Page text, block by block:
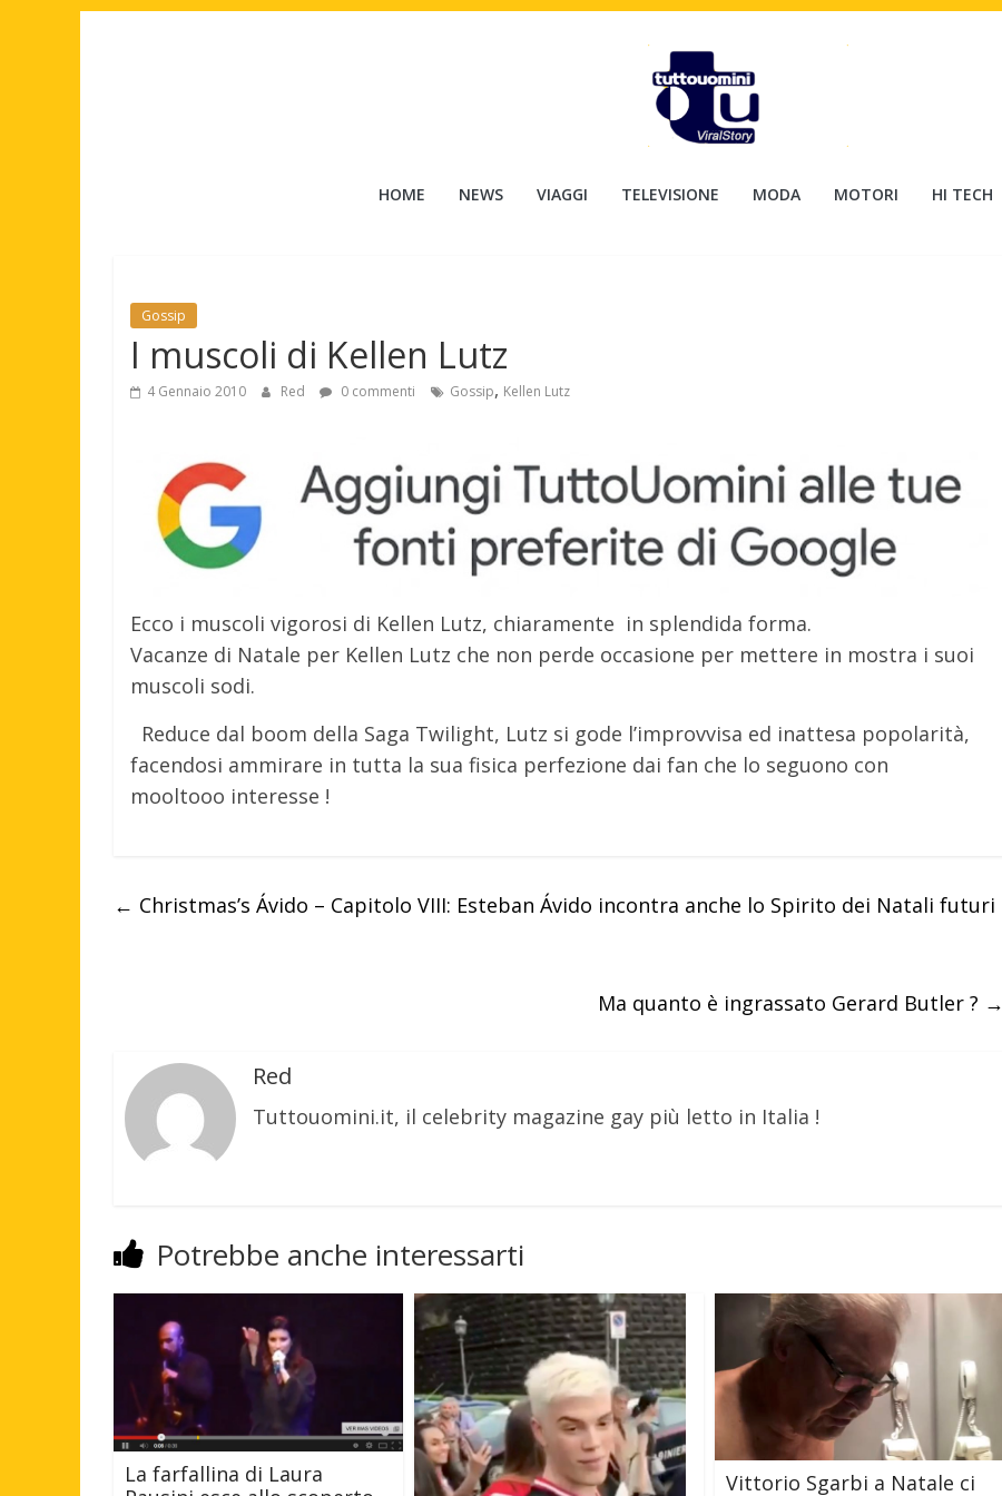
Tuttouomini
Motori,
gay
news
HOME NEWS VIAGGI TELEVISIONE MODA MOTORI HI TECH
Gossip
I muscoli di Kellen Lutz
4 Gennaio 2010 Red 0 commenti Gossip, Kellen Lutz
Ecco i muscoli vigorosi di Kellen Lutz, chiaramente in splendida forma.
Vacanze di Natale per Kellen Lutz che non perde occasione per mettere in mostra i suoi
muscoli sodi.
Reduce dal boom della Saga Twilight, Lutz si gode l’improvvisa ed inattesa popolarità,
facendosi ammirare in tutta la sua fisica perfezione dai fan che lo seguono con
mooltooo interesse !
← Christmas’s Ávido – Capitolo VIII: Esteban Ávido incontra anche lo Spirito dei Natali futuri
Ma quanto è ingrassato Gerard Butler ? →
Red
Tuttouomini.it, il celebrity magazine gay più letto in Italia !
Potrebbe anche interessarti
La farfallina di Laura
Vittorio Sgarbi a Natale ci